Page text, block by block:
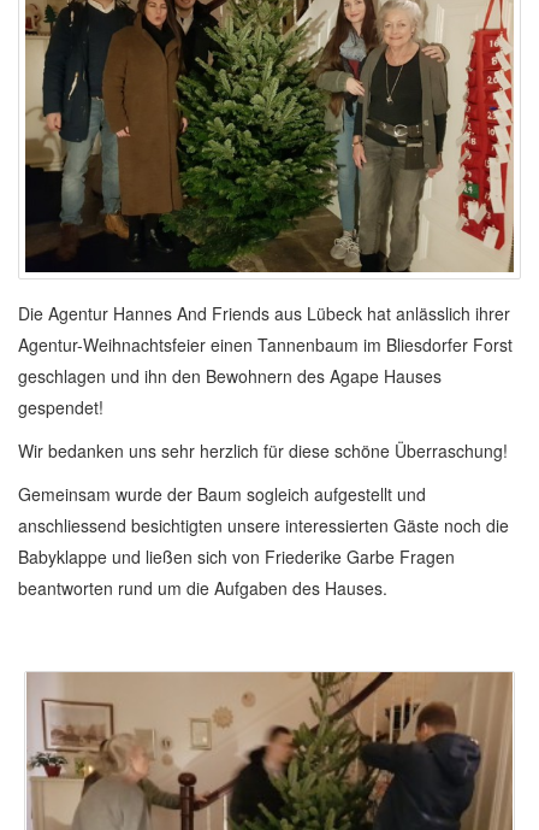
Die Agentur Hannes And Friends aus Lübeck hat anlässlich ihrer
Agentur-Weihnachtsfeier einen Tannenbaum im Bliesdorfer Forst
geschlagen und ihn den Bewohnern des Agape Hauses
gespendet!
Wir bedanken uns sehr herzlich für diese schöne Überraschung!
Gemeinsam wurde der Baum sogleich aufgestellt und
anschliessend besichtigten unsere interessierten Gäste noch die
Babyklappe und ließen sich von Friederike Garbe Fragen
beantworten rund um die Aufgaben des Hauses.